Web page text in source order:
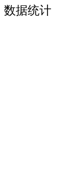
数据统计